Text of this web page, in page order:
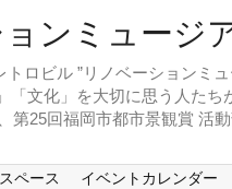
ロビル ”リノベーションミ
文化」を大切に思う人た
第25回福岡市都市景観賞 活
ペース イベントカレンダー